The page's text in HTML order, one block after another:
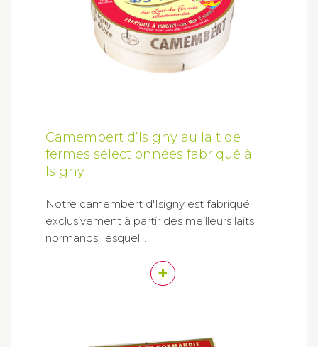
Camembert d’Isigny au lait de
fermes sélectionnées fabriqué à
Isigny
Notre camembert d'Isigny est fabriqué
exclusivement à partir des meilleurs laits
normands, lesquel...
+